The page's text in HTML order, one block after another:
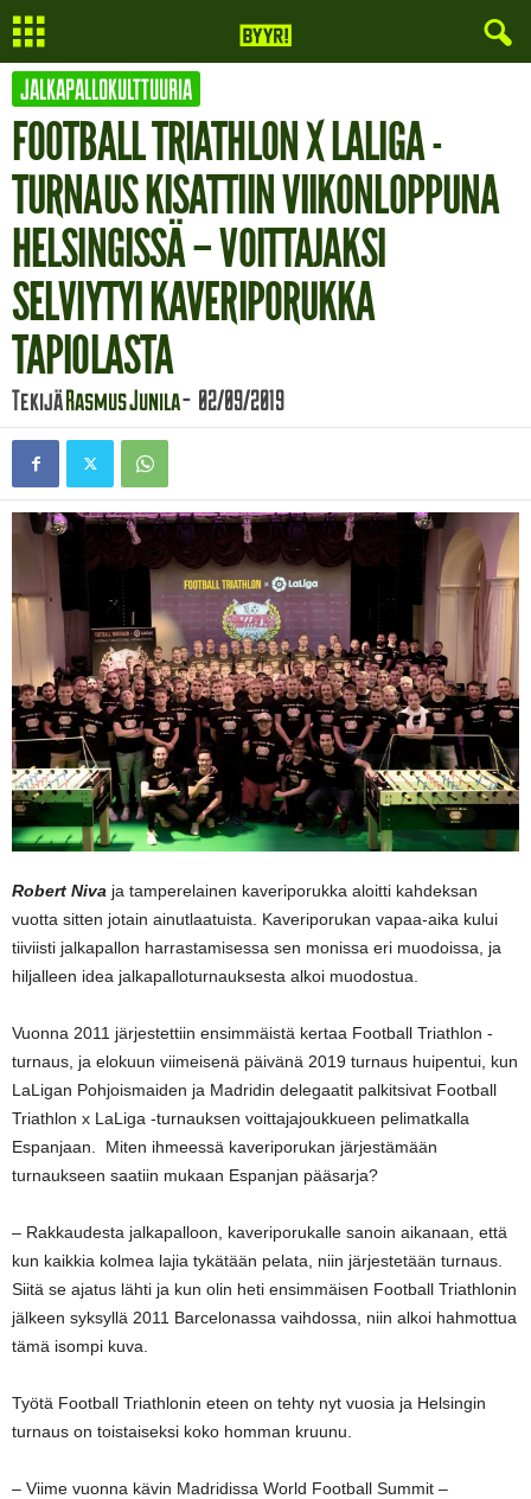
JALKAPALLOKULTTUURIA
FOOTBALL TRIATHLON X LALIGA -
TURNAUS KISATTIIN VIIKONLOPPUNA
HELSINGISSÄ – VOITTAJAKSI
SELVIYTYI KAVERIPORUKKA
TAPIOLASTA
TekijäRasmus Junila- 02/09/2019
Robert Niva ja tamperelainen kaveriporukka aloitti kahdeksan
vuotta sitten jotain ainutlaatuista. Kaveriporukan vapaa-aika kului
tiiviisti jalkapallon harrastamisessa sen monissa eri muodoissa, ja
hiljalleen idea jalkapalloturnauksesta alkoi muodostua.
Vuonna 2011 järjestettiin ensimmäistä kertaa Football Triathlon -
turnaus, ja elokuun viimeisenä päivänä 2019 turnaus huipentui, kun
LaLigan Pohjoismaiden ja Madridin delegaatit palkitsivat Football
Triathlon x LaLiga -turnauksen voittajajoukkueen pelimatkalla
Espanjaan. Miten ihmeessä kaveriporukan järjestämään
turnaukseen saatiin mukaan Espanjan pääsarja?
– Rakkaudesta jalkapalloon, kaveriporukalle sanoin aikanaan, että
kun kaikkia kolmea lajia tykätään pelata, niin järjestetään turnaus.
Siitä se ajatus lähti ja kun olin heti ensimmäisen Football Triathlonin
jälkeen syksyllä 2011 Barcelonassa vaihdossa, niin alkoi hahmottua
tämä isompi kuva.
Työtä Football Triathlonin eteen on tehty nyt vuosia ja Helsingin
turnaus on toistaiseksi koko homman kruunu.
– Viime vuonna kävin Madridissa World Football Summit –